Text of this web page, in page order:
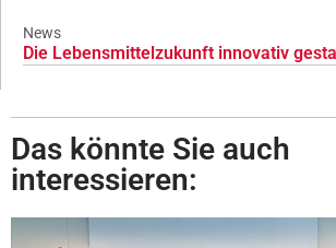
News
Die Lebensmittelzukunft innovativ
Das könnte Sie auch
interessieren: